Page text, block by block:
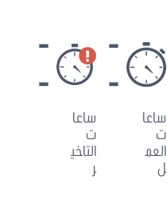
-
-
ساعا
ت
العم
ل
-
-
ساعا
ت
التاخي
ر